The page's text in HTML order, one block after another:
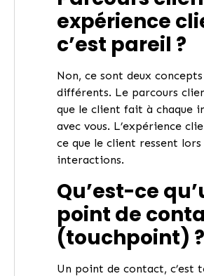
expérience
c’est pareil ?
Non, ce sont deux concepts
différents. Le parcours
que le client fait à chaque
avec vous. L’expérience
ce que le client ressent lors
interactions.
Qu’est-ce
point de
(touchpoint) ?
Un point de contact, c’est